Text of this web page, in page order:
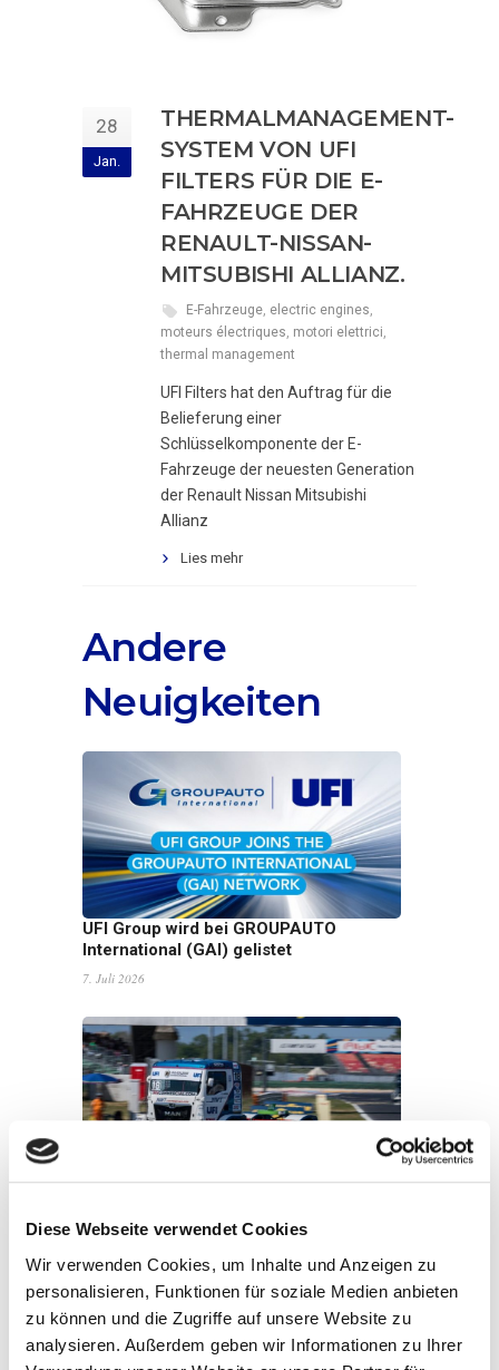
Diese Webseite verwendet Cookies
Wir verwenden Cookies, um Inhalte und Anzeigen zu
personalisieren, Funktionen für soziale Medien anbieten
zu können und die Zugriffe auf unsere Website zu
analysieren. Außerdem geben wir Informationen zu Ihrer
28
Jan.
THERMALMANAGEMENT-
SYSTEM VON UFI
FILTERS FÜR DIE E-
FAHRZEUGE DER
RENAULT-NISSAN-
MITSUBISHI ALLIANZ.
E-Fahrzeuge, electric engines,
moteurs électriques, motori elettrici,
thermal management
UFI Filters hat den Auftrag für die
Belieferung einer
Schlüsselkomponente der E-
Fahrzeuge der neuesten Generation
der Renault Nissan Mitsubishi
Allianz
Lies mehr
Andere
Neuigkeiten
UFI Group wird bei GROUPAUTO
International (GAI) gelistet
7. Juli 2026
Truck Racing Championship 2026
22. Juni 2026